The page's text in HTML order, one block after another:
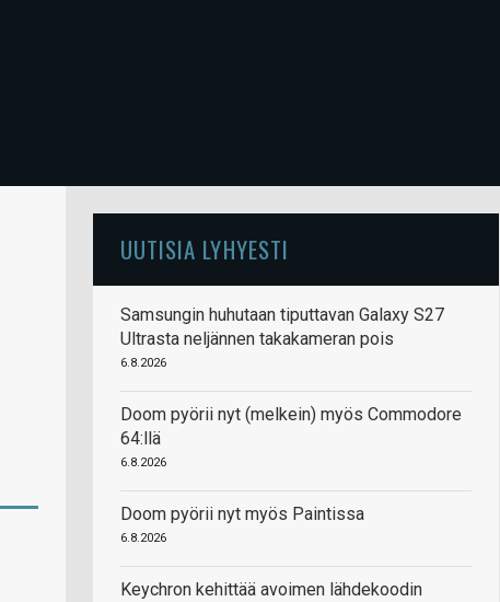
UUTISIA LYHYESTI
Samsungin huhutaan tiputtavan Galaxy S27
Ultrasta neljännen takakameran pois
6.8.2026
Doom pyörii nyt (melkein) myös Commodore
64:llä
6.8.2026
Doom pyörii nyt myös Paintissa
6.8.2026
Keychron kehittää avoimen lähdekoodin